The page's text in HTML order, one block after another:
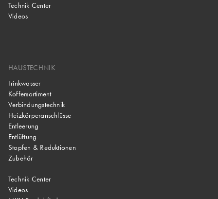
Technik Center
Videos
HAUSTECHNIK
Trinkwasser
Koffersortiment
Verbindungstechnik
Heizkörperanschlüsse
Entleerung
Entlüftung
Stopfen & Reduktionen
Zubehör
Technik Center
Videos